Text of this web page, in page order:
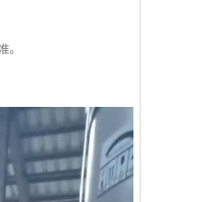
。